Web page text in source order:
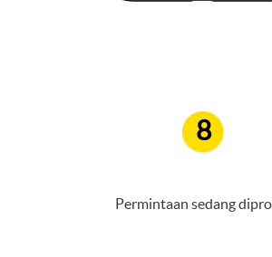
8
Permintaan sedang